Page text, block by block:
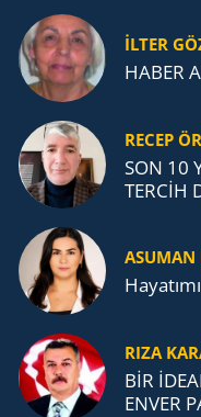
İLTER
HABER
RECEP
SON 10
TERCİH
ASUMAN
RIZA
BİR
ENVER